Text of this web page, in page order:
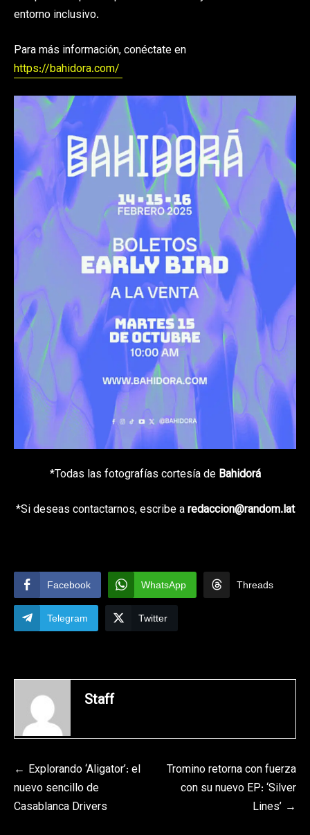
entorno inclusivo.
Para más información, conéctate en
https://bahidora.com/
*Todas las fotografías cortesía de Bahidorá
*Si deseas contactarnos, escribe aredaccion@random.lat
Facebook WhatsApp Threads
Telegram Twitter
Staff
Navegación
de
Explorando ‘Aligator’: el
nuevo sencillo de
Casablanca Drivers
Tromino retorna con fuerza
con su nuevo EP: ‘Silver
Lines’